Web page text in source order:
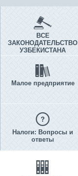
ВСЕ
ЗАКОНОДАТЕЛЬСТВО
УЗБЕКИСТАНА
Малое предприятие
Налоги: Вопросы и
ответы